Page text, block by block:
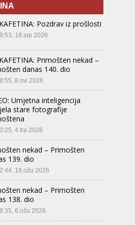
Pozdrav iz prošlosti
18.srp 2026
Primošten nekad –
danas 140. dio
8.svi 2026
Umjetna inteligencija
stare fotografije
4.tra 2026
nekad – Primošten
139. dio
18.ožu 2026
nekad – Primošten
138. dio
6.ožu 2026